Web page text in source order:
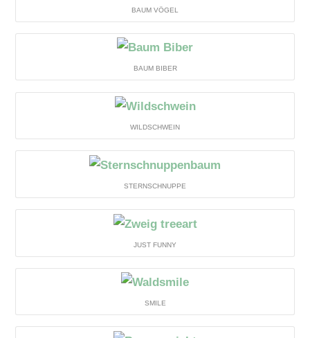
BAUM VÖGEL
BAUM BIBER
WILDSCHWEIN
STERNSCHNUPPE
JUST FUNNY
SMILE